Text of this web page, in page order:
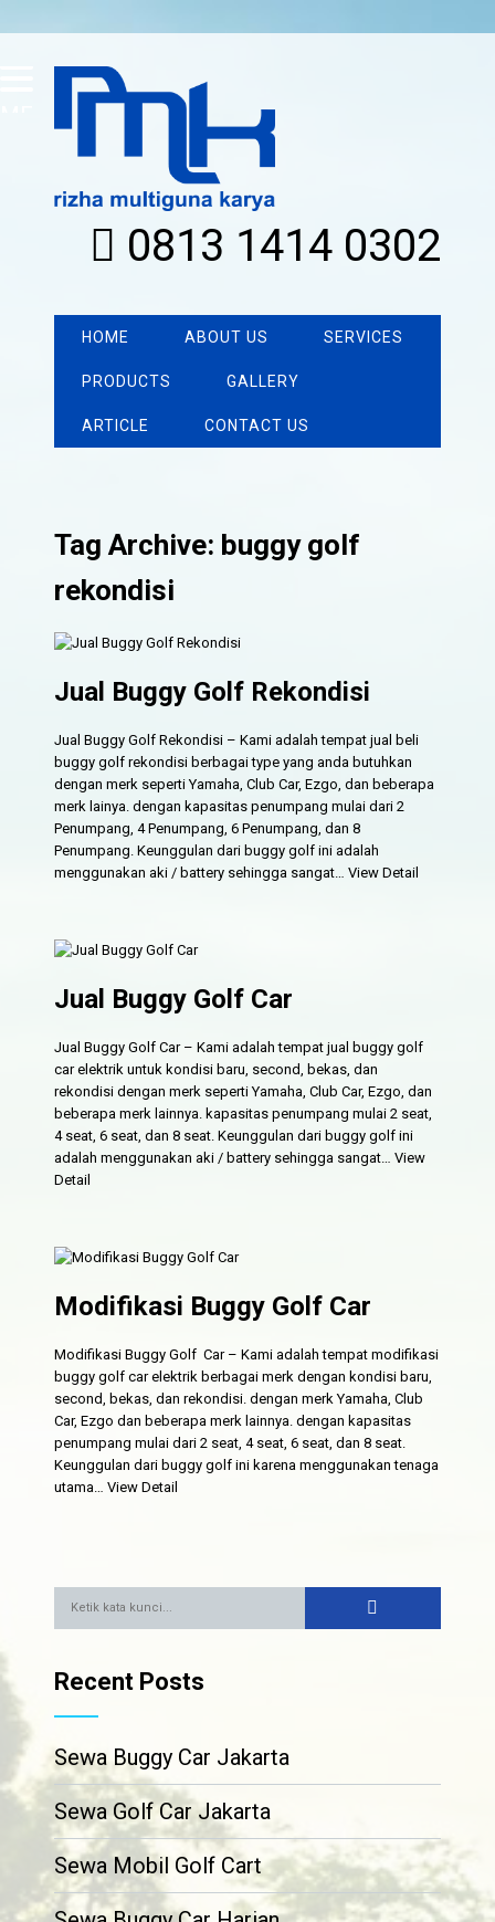
0813 1414 0302
HOME ABOUT US SERVICES
PRODUCTS GALLERY
ARTICLE CONTACT US
Tag Archive: buggy golf
rekondisi
Jual Buggy Golf Rekondisi
Jual Buggy Golf Rekondisi – Kami adalah tempat jual beli
buggy golf rekondisi berbagai type yang anda butuhkan
dengan merk seperti Yamaha, Club Car, Ezgo, dan beberapa
merk lainya. dengan kapasitas penumpang mulai dari 2
Penumpang, 4 Penumpang, 6 Penumpang, dan 8
Penumpang. Keunggulan dari buggy golf ini adalah
menggunakan aki / battery sehingga sangat…View Detail
Jual Buggy Golf Car
Jual Buggy Golf Car – Kami adalah tempat jual buggy golf
car elektrik untuk kondisi baru, second, bekas, dan
rekondisi dengan merk seperti Yamaha, Club Car, Ezgo, dan
beberapa merk lainnya. kapasitas penumpang mulai 2 seat,
4 seat, 6 seat, dan 8 seat. Keunggulan dari buggy golf ini
adalah menggunakan aki / battery sehingga sangat…View
Detail
Modifikasi Buggy Golf Car
Modifikasi Buggy Golf Car – Kami adalah tempat modifikasi
buggy golf car elektrik berbagai merk dengan kondisi baru,
second, bekas, dan rekondisi. dengan merk Yamaha, Club
Car, Ezgo dan beberapa merk lainnya. dengan kapasitas
penumpang mulai dari 2 seat, 4 seat, 6 seat, dan 8 seat.
Keunggulan dari buggy golf ini karena menggunakan tenaga
utama…View Detail
Recent Posts
Sewa Buggy Car Jakarta
Sewa Golf Car Jakarta
Sewa Mobil Golf Cart